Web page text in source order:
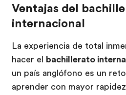
Ventajas del
internacional
La experiencia de total
hacer el
bachillerato
un país anglófono es un
aprender con mayor